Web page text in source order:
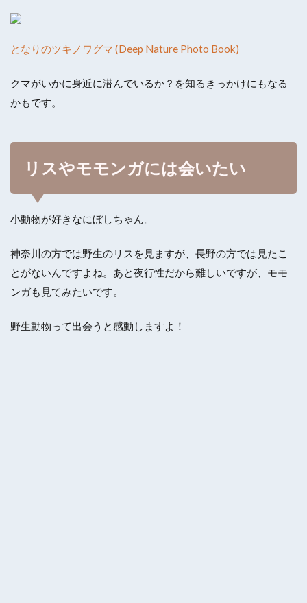
となりのツキノワグマ (Deep Nature Photo Book)
クマがいかに身近に潜んでいるか？を知るきっかけにもなる
かもです。
リスやモモンガには会いたい
小動物が好きなにぼしちゃん。
神奈川の方では野生のリスを見ますが、長野の方では見たこ
とがないんですよね。あと夜行性だから難しいですが、モモ
ンガも見てみたいです。
野生動物って出会うと感動しますよ！